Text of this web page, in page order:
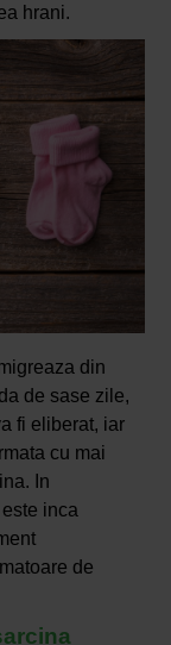
hrani.
din
de sase zile,
fi eliberat, iar
cu mai
In
inca
de